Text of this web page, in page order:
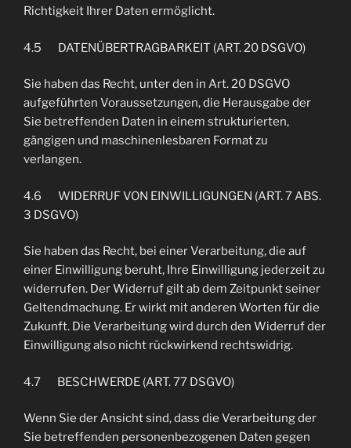
Richtigkeit Ihrer Daten ermöglicht.
4.5 DATENÜBERTRAGBARKEIT (ART. 20 DSGVO)
Sie haben das Recht, unter den in Art. 20 DSGVO
aufgeführten Voraussetzungen, die Herausgabe der
Sie betreffenden Daten in einem strukturierten,
gängigen und maschinenlesbaren Format zu
verlangen.
4.6 WIDERRUF VON EINWILLIGUNGEN (ART. 7 ABS.
3 DSGVO)
Sie haben das Recht, bei einer Verarbeitung, die auf
einer Einwilligung beruht, Ihre Einwilligung jederzeit zu
widerrufen. Der Widerruf gilt ab dem Zeitpunkt seiner
Geltendmachung. Er wirkt mit anderen Worten für die
Zukunft. Die Verarbeitung wird durch den Widerruf der
Einwilligung also nicht rückwirkend rechtswidrig.
4.7 BESCHWERDE (ART. 77 DSGVO)
Wenn Sie der Ansicht sind, dass die Verarbeitung der
Sie betreffenden personenbezogenen Daten gegen